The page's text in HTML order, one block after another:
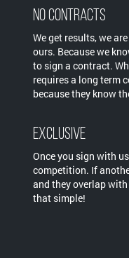
No Contracts
We get results, we
ours. Because we
to sign a contract.
requires a long term
because they know
Exclusive
Once you sign with
competition. If
and they overlap
that simple!